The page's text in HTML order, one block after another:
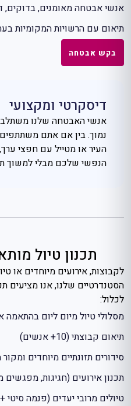
אנשי אבטחה מאומנים, בדוקים,
תיאום עם הרשויות המקומיות
בקש אבטחה
דיסקרטי ומקצועי
אנשי האבטחה שלנו
נמוך. בין אם אתם
העיר או מטייל עם חפצי
הנפשי שלכם מבלי למשוך
תכנון טיול
לקבוצות, אירועים מיוחדים או
הסטנדרטיים שלנו, אנו מציעים
לכלול:
מסלולי טיול מיום ליום
תיאום קבוצתי (10+ אנשים)
סידורים תזונתיים מיוחדים
תכנון אירועים (חגיגות,
טיולים מרובי יעדים (פנמה סיטי